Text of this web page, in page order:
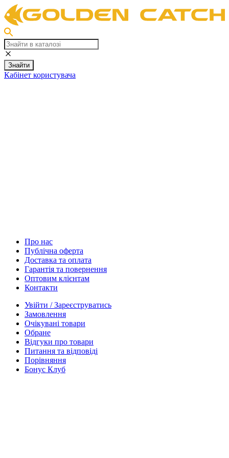
Знайти
Кабінет користувача
Про нас
Публічна оферта
Доставка та оплата
Гарантія та повернення
Оптовим клієнтам
Контакти
Увійти / Зареєструватись
Замовлення
Очікувані товари
Обране
Відгуки про товари
Питання та відповіді
Порівняння
Бонус Клуб